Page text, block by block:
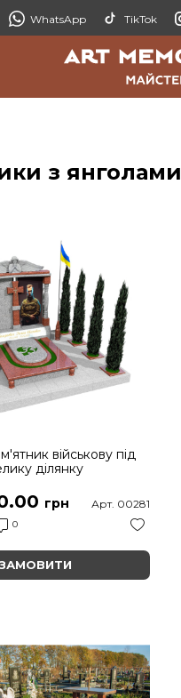
WhatsApp TikTok
з янголами
військову під
ділянку
грн
0
Арт. 00281